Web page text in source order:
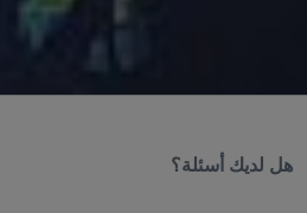
هل لديك أسئلة؟